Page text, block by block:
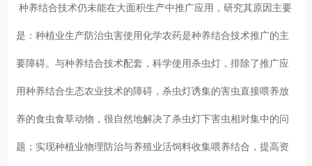
种养结合技术仍未能在大面积生产中推广应用，研究其原因主要
是：种植业生产防治虫害使用化学农药是种养结合技术推广的主
要障碍。与种养结合技术配套，科学使用杀虫灯，排除了推广应
用种养结合生态农业技术的障碍，杀虫灯诱集的害虫直接喂养放
养的食虫食草动物，很自然地解决了杀虫灯下害虫相对集中的问
题；实现种植业物理防治与养殖业活饲料收集喂养结合，提高资